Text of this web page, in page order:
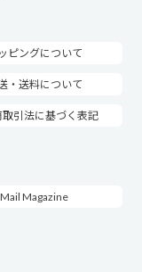
ピングについて
・送料について
取引法に基づく表記
Mail Magazine